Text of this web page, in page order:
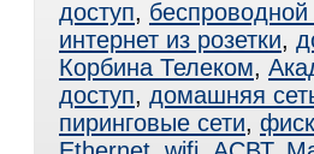
доступ, беспроводной
интернет из розетки,
Корбина Телеком,
доступ, домашняя
пиринговые сети,